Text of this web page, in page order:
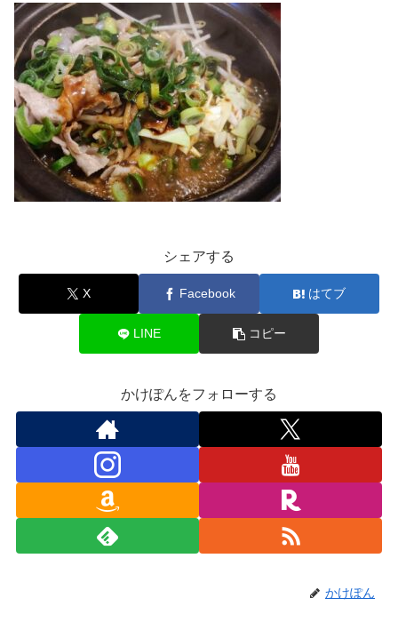
シェアする
X Facebook はてブ
LINE コピー
かけぽんをフォローする
かけぽん